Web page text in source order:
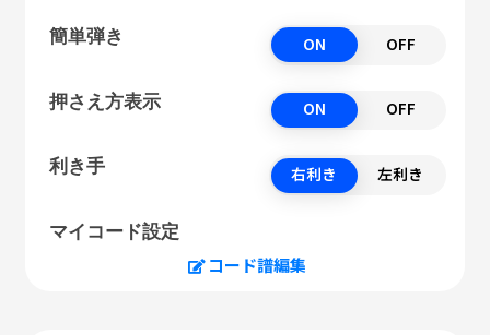
簡単弾き ON OFF
押さえ方表示 ON OFF
利き手 右利き 左利き
マイコード設定
コード譜編集